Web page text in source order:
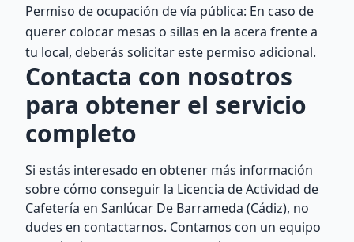
Permiso de ocupación de vía pública: En caso de
querer colocar mesas o sillas en la acera frente a
tu local, deberás solicitar este permiso adicional.
Contacta con nosotros
para obtener el servicio
completo
Si estás interesado en obtener más información
sobre cómo conseguir la Licencia de Actividad de
Cafetería en Sanlúcar De Barrameda (Cádiz), no
dudes en contactarnos. Contamos con un equipo